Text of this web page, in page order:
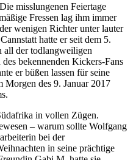
misslungenen Feiertage
Fressen lag ihm immer
wenigen Richter unter lauter
hatte er seit dem 5.
all der todlangweiligen
bekennenden Kickers-Fans
er büßen lassen für seine
Morgen des 9. Januar 2017
in vollen Zügen.
– warum sollte Wolfgang
bei der
in seine prächtige